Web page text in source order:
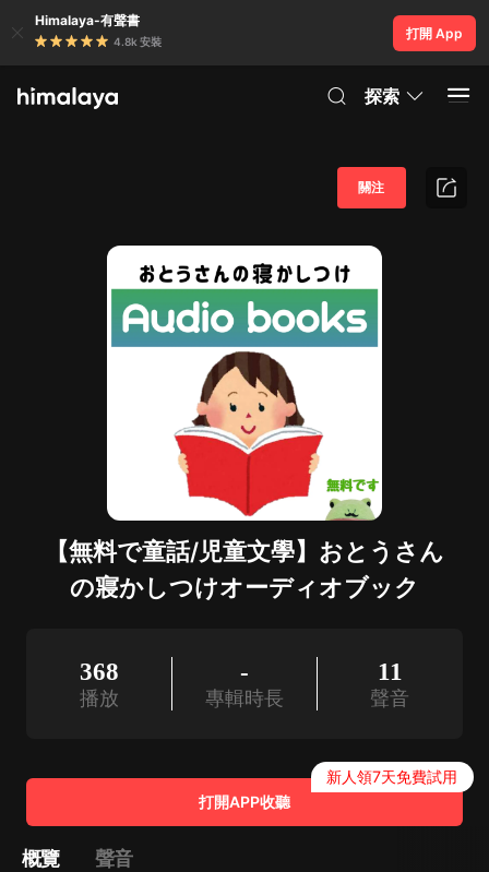
Himalaya-有聲書
4.8k 安裝
打開 App
探索
【無料で童話/児童文學】おとうさん
の寢かしつけオーディオブック
關注
368
播放
-
專輯時長
11
聲音
打開APP收聽
新人領7天免費試用
概覽 聲音